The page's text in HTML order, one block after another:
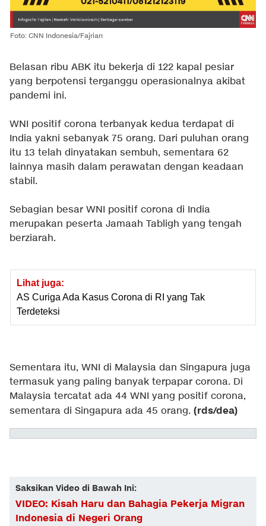
Foto: CNN Indonesia/Fajrian
Belasan ribu ABK itu bekerja di 122 kapal pesiar
yang berpotensi terganggu operasionalnya akibat
pandemi ini.
WNI positif corona terbanyak kedua terdapat di
India yakni sebanyak 75 orang. Dari puluhan orang
itu 13 telah dinyatakan sembuh, sementara 62
lainnya masih dalam perawatan dengan keadaan
stabil.
Sebagian besar WNI positif corona di India
merupakan peserta Jamaah Tabligh yang tengah
berziarah.
Lihat juga:
AS Curiga Ada Kasus Corona di RI yang Tak
Terdeteksi
Sementara itu, WNI di Malaysia dan Singapura juga
termasuk yang paling banyak terpapar corona. Di
Malaysia tercatat ada 44 WNI yang positif corona,
sementara di Singapura ada 45 orang. (rds/dea)
Saksikan Video di Bawah Ini:
VIDEO: Kisah Haru dan Bahagia Pekerja Migran
Indonesia di Negeri Orang